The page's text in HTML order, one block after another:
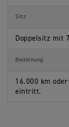
Sitz
Doppelsitz mit
Bedienung
16.000 km
eintritt.